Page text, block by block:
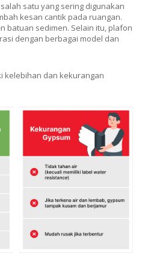
satu yang sering digunakan
kesan cantik pada ruangan.
batuan sedimen. Selain itu, plafon
dengan berbagai model dan
kelebihan dan kekurangan